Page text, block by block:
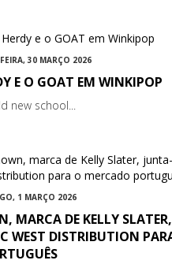
30 MARÇO 2026
E O GOAT EM WINKIPOP
new school...
1 MARÇO 2026
MARCA DE KELLY
WEST DISTRIBUTION